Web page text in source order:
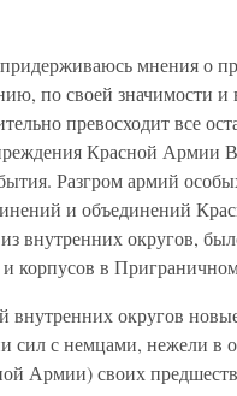
мнения о
по своей значимости и
превосходит все
Красной Армии
Разгром армий
и объединений
внутренних округов,
корпусов в
внутренних округов
сил с немцами, нежели в
Армии) своих